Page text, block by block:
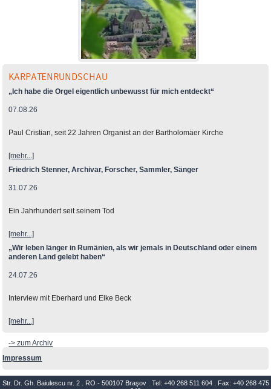
KARPATENRUNDSCHAU
„Ich habe die Orgel eigentlich unbewusst für mich entdeckt“
07.08.26
Paul Cristian, seit 22 Jahren Organist an der Bartholomäer Kirche
[mehr...]
Friedrich Stenner, Archivar, Forscher, Sammler, Sänger
31.07.26
Ein Jahrhundert seit seinem Tod
[mehr...]
„Wir leben länger in Rumänien, als wir jemals in Deutschland oder einem
anderen Land gelebt haben“
24.07.26
Interview mit Eberhard und Elke Beck
[mehr...]
-> zum Archiv
Impressum
Str. Dr. Gh. Baiulescu nr. 2 . RO - 500107 Braşov . Tel: +40 268 511 604 . Fax: +40 268 475